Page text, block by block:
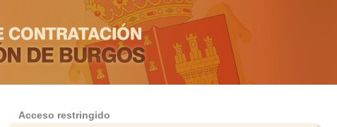
Acceso restringido